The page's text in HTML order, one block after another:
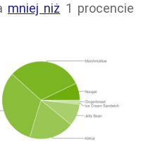
mniej niż 1 procencie